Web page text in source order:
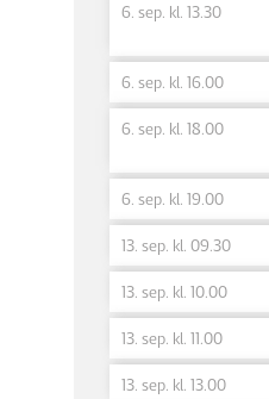
6. sep. kl. 13.30
6. sep. kl. 16.00
6. sep. kl. 18.00
6. sep. kl. 19.00
13. sep. kl. 09.30
13. sep. kl. 10.00
13. sep. kl. 11.00
13. sep. kl. 13.00